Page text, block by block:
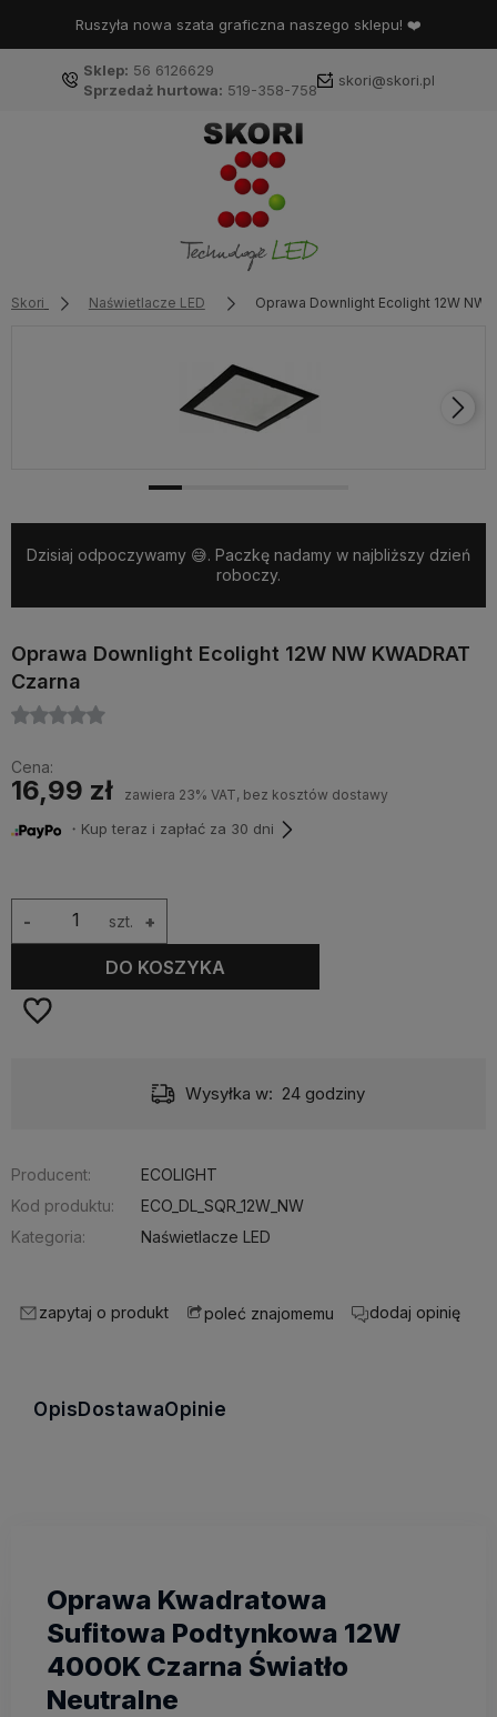
Ruszyła nowa szata graficzna naszego sklepu! ❤️
Sklep: 56 6126629
Sprzedaż hurtowa: 519-358-758
skori@skori.pl
Skori Naświetlacze LED Oprawa Downlight Ecolight 12W NW
Dzisiaj odpoczywamy 😅. Paczkę nadamy w najbliższy dzień
roboczy.
Oprawa Downlight Ecolight 12W NW KWADRAT
Czarna
Cena:
16,99 zł zawiera 23% VAT, bez kosztów dostawy
・Kup teraz i zapłać za 30 dni
szt. +
-
DO KOSZYKA
Wysyłka w: 24 godziny
Producent:
ECOLIGHT
Kod produktu:
ECO_DL_SQR_12W_NW
Kategoria:
Naświetlacze LED
zapytaj o produkt poleć znajomemu dodaj opinię
Opis DostawaOpinie
Oprawa Kwadratowa
Sufitowa Podtynkowa 12W
4000K Czarna Światło
Neutralne